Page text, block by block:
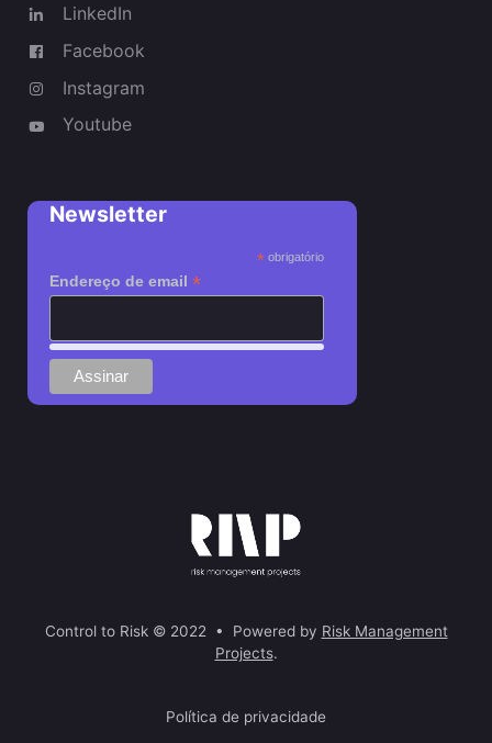
LinkedIn
Facebook
Instagram
Youtube
Newsletter
*obrigatório
Endereço de email *
Control to Risk © 2022 • Powered by Risk Management
Projects.
Política de privacidade